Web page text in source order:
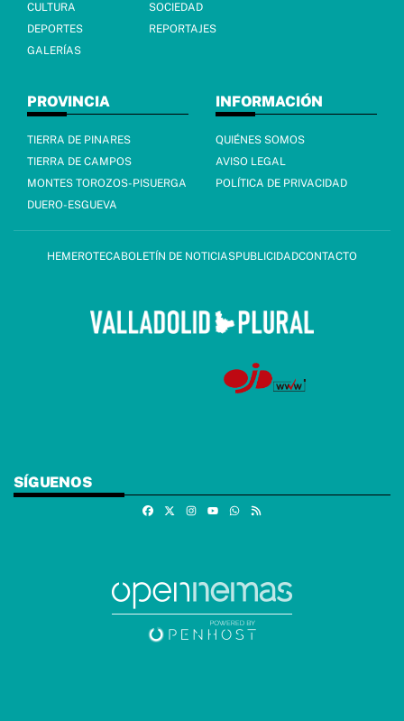
CULTURA
SOCIEDAD
DEPORTES
REPORTAJES
GALERÍAS
PROVINCIA
TIERRA DE PINARES
TIERRA DE CAMPOS
MONTES TOROZOS-PISUERGA
DUERO-ESGUEVA
INFORMACIÓN
QUIÉNES SOMOS
AVISO LEGAL
POLÍTICA DE PRIVACIDAD
HEMEROTECABOLETÍN DE NOTICIASPUBLICIDADCONTACTO
SÍGUENOS
FacebookInstagramWhatsapp